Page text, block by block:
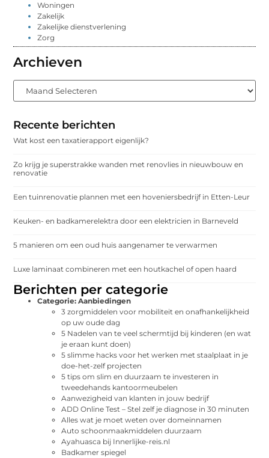
Berichten per categorie
Categorie: Aanbiedingen
3 zorgmiddelen voor mobiliteit en onafhankelijkheid
op uw oude dag
5 Nadelen van te veel schermtijd bij kinderen (en wat
je eraan kunt doen)
5 slimme hacks voor het werken met staalplaat in je
doe-het-zelf projecten
5 tips om slim en duurzaam te investeren in
tweedehands kantoormeubelen
Aanwezigheid van klanten in jouw bedrijf
ADD Online Test – Stel zelf je diagnose in 30 minuten
Alles wat je moet weten over domeinnamen
Auto schoonmaakmiddelen duurzaam
Ayahuasca bij Innerlijke-reis.nl
Badkamer spiegel
Woningen
Zakelijk
Zakelijke dienstverlening
Zorg
Archieven
Recente berichten
Wat kost een taxatierapport eigenlijk?
Zo krijg je superstrakke wanden met renovlies in nieuwbouw en
renovatie
Een tuinrenovatie plannen met een hoveniersbedrijf in Etten-Leur
Keuken- en badkamerelektra door een elektricien in Barneveld
5 manieren om een oud huis aangenamer te verwarmen
Luxe laminaat combineren met een houtkachel of open haard